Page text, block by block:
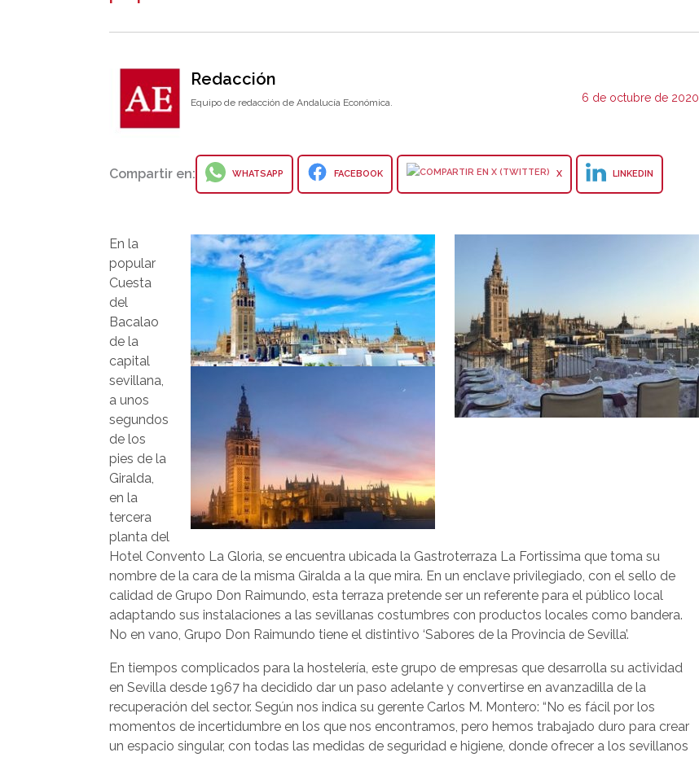
Redacción
Equipo de redacción de Andalucía Económica. 6 de octubre de 2020
Compartir en: WHATSAPP FACEBOOK X LINKEDIN
En la
popular
Cuesta
del
Bacalao
de la
capital
sevillana,
a unos
segundos
de los
pies de la
Giralda,
en la
tercera
planta del
Hotel Convento La Gloria, se encuentra ubicada la Gastroterraza La Fortissima que toma su
nombre de la cara de la misma Giralda a la que mira. En un enclave privilegiado, con el sello de
calidad de Grupo Don Raimundo, esta terraza pretende ser un referente para el público local
adaptando sus instalaciones a las sevillanas costumbres con productos locales como bandera.
No en vano, Grupo Don Raimundo tiene el distintivo ‘Sabores de la Provincia de Sevilla’.
En tiempos complicados para la hostelería, este grupo de empresas que desarrolla su actividad
en Sevilla desde 1967 ha decidido dar un paso adelante y convertirse en avanzadilla de la
recuperación del sector. Según nos indica su gerente Carlos M. Montero: “No es fácil por los
momentos de incertidumbre en los que nos encontramos, pero hemos trabajado duro para crear
un espacio singular, con todas las medidas de seguridad e higiene, donde ofrecer a los sevillanos